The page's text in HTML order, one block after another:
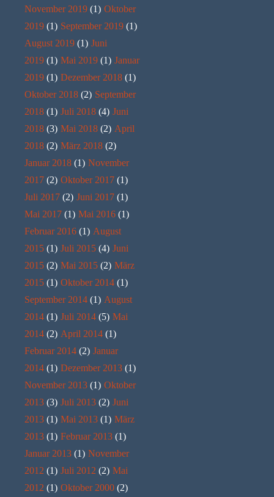
November 2019 (1) Oktober
2019 (1) September 2019 (1)
August 2019 (1) Juni
2019 (1) Mai 2019 (1) Januar
2019 (1) Dezember 2018 (1)
Oktober 2018 (2) September
2018 (1) Juli 2018 (4) Juni
2018 (3) Mai 2018 (2) April
2018 (2) März 2018 (2)
Januar 2018 (1) November
2017 (2) Oktober 2017 (1)
Juli 2017 (2) Juni 2017 (1)
Mai 2017 (1) Mai 2016 (1)
Februar 2016 (1) August
2015 (1) Juli 2015 (4) Juni
2015 (2) Mai 2015 (2) März
2015 (1) Oktober 2014 (1)
September 2014 (1) August
2014 (1) Juli 2014 (5) Mai
2014 (2) April 2014 (1)
Februar 2014 (2) Januar
2014 (1) Dezember 2013 (1)
November 2013 (1) Oktober
2013 (3) Juli 2013 (2) Juni
2013 (1) Mai 2013 (1) März
2013 (1) Februar 2013 (1)
Januar 2013 (1) November
2012 (1) Juli 2012 (2) Mai
2012 (1) Oktober 2000 (2)